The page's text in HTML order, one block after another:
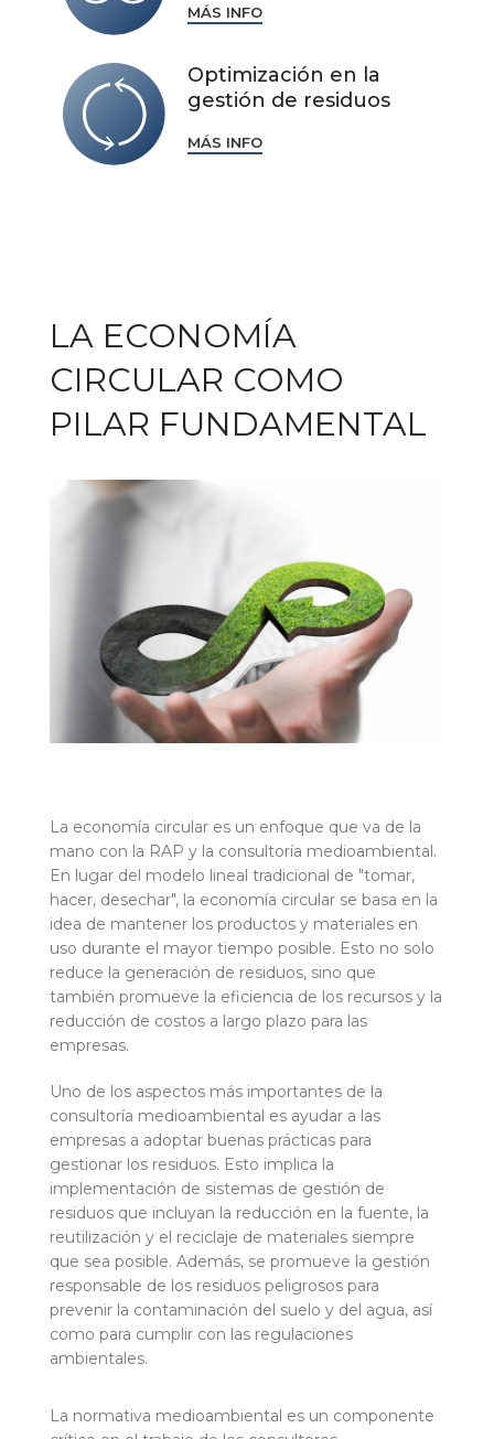
MÁS INFO
Optimización en la
gestión de residuos
MÁS INFO
LA ECONOMÍA
CIRCULAR COMO
PILAR FUNDAMENTAL
La economía circular es un enfoque que va de la
mano con la RAP y la consultoría medioambiental.
En lugar del modelo lineal tradicional de "tomar,
hacer, desechar", la economía circular se basa en la
idea de mantener los productos y materiales en
uso durante el mayor tiempo posible. Esto no solo
reduce la generación de residuos, sino que
también promueve la eficiencia de los recursos y la
reducción de costos a largo plazo para las
empresas.
Uno de los aspectos más importantes de la
consultoría medioambiental es ayudar a las
empresas a adoptar buenas prácticas para
gestionar los residuos. Esto implica la
implementación de sistemas de gestión de
residuos que incluyan la reducción en la fuente, la
reutilización y el reciclaje de materiales siempre
que sea posible. Además, se promueve la gestión
responsable de los residuos peligrosos para
prevenir la contaminación del suelo y del agua, así
como para cumplir con las regulaciones
ambientales.
La normativa medioambiental es un componente